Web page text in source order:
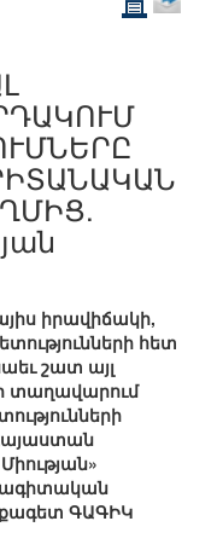
իրավիճակի,
հետ
շատ այլ
ի տաղավարում
ԳԱԳԻԿ